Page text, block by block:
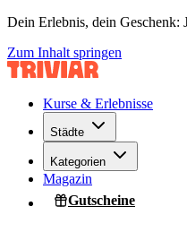
Dein Erlebnis, dein Geschenk:
Zum Inhalt springen
Kurse & Erlebnisse
Städte
Kategorien
Magazin
Gutscheine